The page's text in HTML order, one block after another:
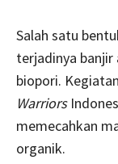
Salah satu
terjadinya banjir
biopori.
Warriors
memecahkan
organik.